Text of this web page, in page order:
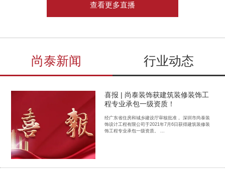
查看更多直播
尚泰新闻 行业动态
喜报 | 尚泰装饰获建筑装修装饰工
程专业承包一级资质！
经广东省住房和城乡建设厅审核批准， 深圳市尚泰装
饰设计工程有限公司于2021年7月6日获得建筑装修装
饰工程专业承包一级资质。 ...